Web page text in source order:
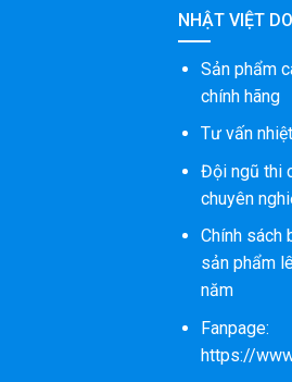
NHẬT VIỆT
Sản phẩm
chính hãng
Tư vấn
Đội ngũ thi
chuyên
Chính sách
sản phẩm
năm
Fanpage:
https://